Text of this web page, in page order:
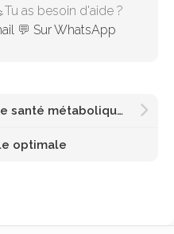
as besoin d'aide ?
💬 Sur WhatsApp
Marie, 66 ans, -13kg et une santé métabolique retrouvée
optimale